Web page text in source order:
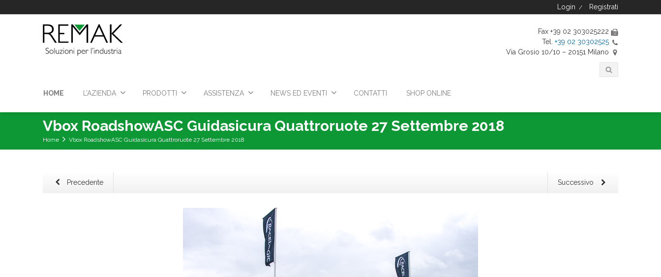
Login / Registrati
Fax +39 02 303025222
Tel. +39 02 30302525
Via Grosio 10/10 – 20151 Milano
HOME L’AZIENDA PRODOTTI ASSISTENZA NEWS ED EVENTI CONTATTI SHOP ONLINE
Vbox RoadshowASC Guidasicura Quattroruote 27 Settembre 2018
Home Vbox RoadshowASC Guidasicura Quattroruote 27 Settembre 2018
Successivo
Precedente